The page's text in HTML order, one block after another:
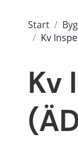
Start /
/ Kv
Kv